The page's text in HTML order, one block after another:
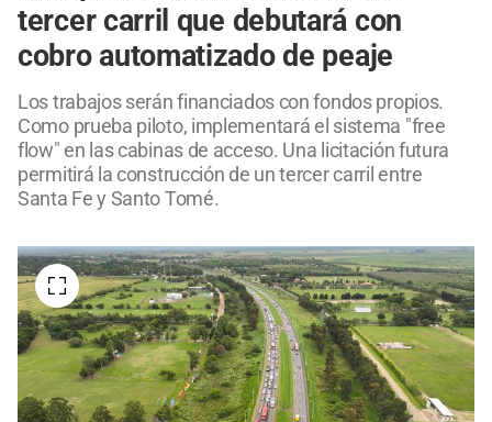
tercer carril que debutará con
cobro automatizado de peaje
Los trabajos serán financiados con fondos propios.
Como prueba piloto, implementará el sistema "free
flow" en las cabinas de acceso. Una licitación futura
permitirá la construcción de un tercer carril entre
Santa Fe y Santo Tomé.